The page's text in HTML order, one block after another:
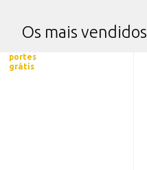
Os mais vendidos
portes
grátis